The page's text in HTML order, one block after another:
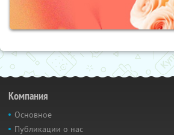
Компания
Основное
Публикации о нас